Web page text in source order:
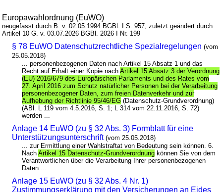
Europawahlordnung (EuWO)
neugefasst durch B. v. 02.05.1994 BGBl. I S. 957; zuletzt geändert durch
Artikel 10 G. v. 03.07.2026 BGBl. 2026 I Nr. 199
§ 78 EuWO Datenschutzrechtliche Spezialregelungen (vom
25.05.2018)
... personenbezogenen Daten nach Artikel 15 Absatz 1 und das
Recht auf Erhalt einer Kopie nachArtikel 15 Absatz 3 der Verordnung
(EU) 2016/679 des Europäischen Parlaments und des Rates vom
27. April 2016 zum Schutz natürlicher Personen bei der Verarbeitung
personenbezogener Daten, zum freien Datenverkehr und zur
Aufhebung der Richtlinie 95/46/EG (Datenschutz-Grundverordnung)
(ABl. L 119 vom 4.5.2016, S. 1; L 314 vom 22.11.2016, S. 72)
werden ...
Anlage 14 EuWO (zu § 32 Abs. 3) Formblatt für eine
Unterstützungsunterschrift (vom 25.05.2018)
... zur Ermittlung einer Wahlstraftat von Bedeutung sein können. 6.
NachArtikel 15 Datenschutz-Grundverordnung können Sie von dem
Verantwortlichen über die Verarbeitung Ihrer personenbezogenen
Daten ...
Anlage 15 EuWO (zu § 32 Abs. 4 Nr. 1)
Zustimmungserklärung mit den Versicherungen an Eides